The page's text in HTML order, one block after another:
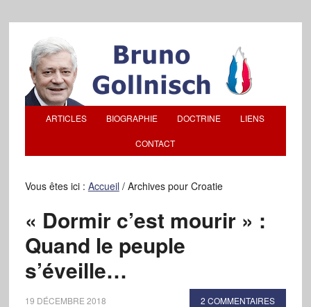
ARTICLES BIOGRAPHIE DOCTRINE LIENS
CONTACT
Vous êtes ici : Accueil /Archives pour Croatie
« Dormir c’est mourir » :
Quand le peuple
s’éveille…
19 DÉCEMBRE 2018 2 COMMENTAIRES